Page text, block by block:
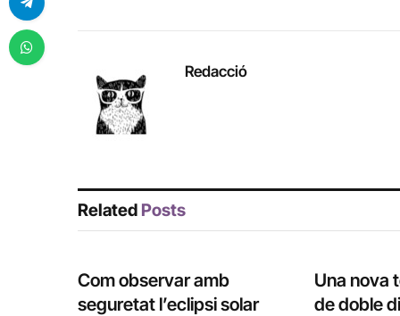
Redacció
Related Posts
Com observar amb
seguretat l’eclipsi solar
Una nova
de doble